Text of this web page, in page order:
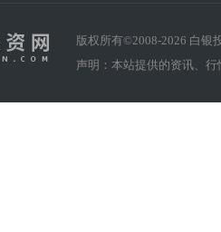
版权所有©2008-2026 白银
声明：本站提供的资讯、